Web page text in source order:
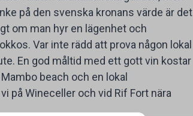
på den svenska kronans värde är det
om man hyr en lägenhet och
Var inte rädd att prova någon lokal
En god måltid med ett gott vin kostar
beach och en lokal
på Wineceller och vid Rif Fort nära